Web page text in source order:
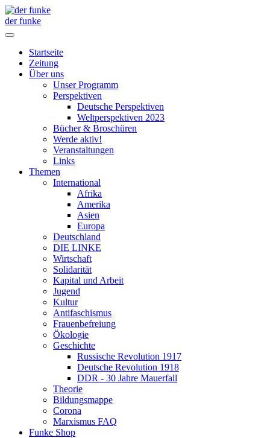
der funke
Startseite
Zeitung
Über uns
Unser Programm
Perspektiven
Deutsche Perspektiven
Weltperspektiven 2023
Bücher & Broschüren
Werde aktiv!
Veranstaltungen
Links
Themen
International
Afrika
Amerika
Asien
Europa
Deutschland
DIE LINKE
Wirtschaft
Solidarität
Kapital und Arbeit
Jugend
Kultur
Antifaschismus
Frauenbefreiung
Ökologie
Geschichte
Russische Revolution 1917
Deutsche Revolution 1918
DDR - 30 Jahre Mauerfall
Theorie
Bildungsmappe
Corona
Marxismus FAQ
Funke Shop